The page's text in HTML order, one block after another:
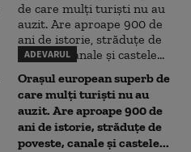
ADEVARUL
Orașul european superb de
care mulți turiști nu au
auzit. Are aproape 900 de
ani de istorie, străduțe de
poveste, canale și castele...